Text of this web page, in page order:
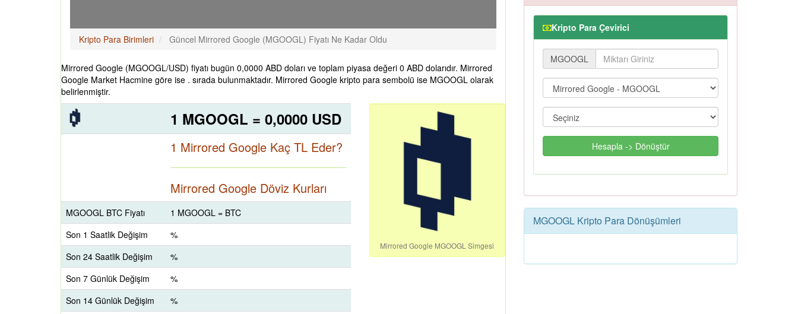
Kripto Para Birimleri Güncel Mirrored Google (MGOOGL) Fiyatı Ne Kadar Oldu
Mirrored Google (MGOOGL/USD) fiyatı bugün 0,0000 ABD doları ve toplam piyasa değeri 0 ABD dolarıdır. Mirrored
Google Market Hacmine göre ise . sırada bulunmaktadır. Mirrored Google kripto para sembolü ise MGOOGL olarak
belirlenmiştir.
1 MGOOGL = 0,0000 USD
1 Mirrored Google Kaç TL Eder?
Mirrored Google Döviz Kurları
MGOOGL BTC Fiyatı
1 MGOOGL = BTC
Son 1 Saatlik Değişim
%
Son 24 Saatlik Değişim
%
Son 7 Günlük Değişim
%
Son 14 Günlük Değişim
%
Mirrored Google MGOOGL Simgesi
Kripto Para Çevirici
MGOOGL
Hesapla -> Dönüştür
MGOOGL Kripto Para Dönüşümleri